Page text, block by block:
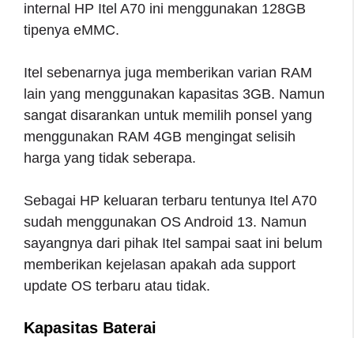
internal HP Itel A70 ini menggunakan 128GB
tipenya eMMC.
Itel sebenarnya juga memberikan varian RAM
lain yang menggunakan kapasitas 3GB. Namun
sangat disarankan untuk memilih ponsel yang
menggunakan RAM 4GB mengingat selisih
harga yang tidak seberapa.
Sebagai HP keluaran terbaru tentunya Itel A70
sudah menggunakan OS Android 13. Namun
sayangnya dari pihak Itel sampai saat ini belum
memberikan kejelasan apakah ada support
update OS terbaru atau tidak.
Kapasitas Baterai